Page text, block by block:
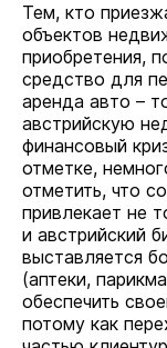
Тем, кто
объектов
приобретения,
средство для
аренда авто –
австрийскую
финансовый
отметке,
отметить, что
привлекает не
и австрийский
выставляется
(аптеки,
обеспечить
потому как